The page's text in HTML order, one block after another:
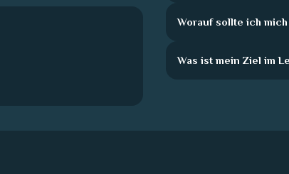
Worauf sollte ich
Was ist mein Ziel im